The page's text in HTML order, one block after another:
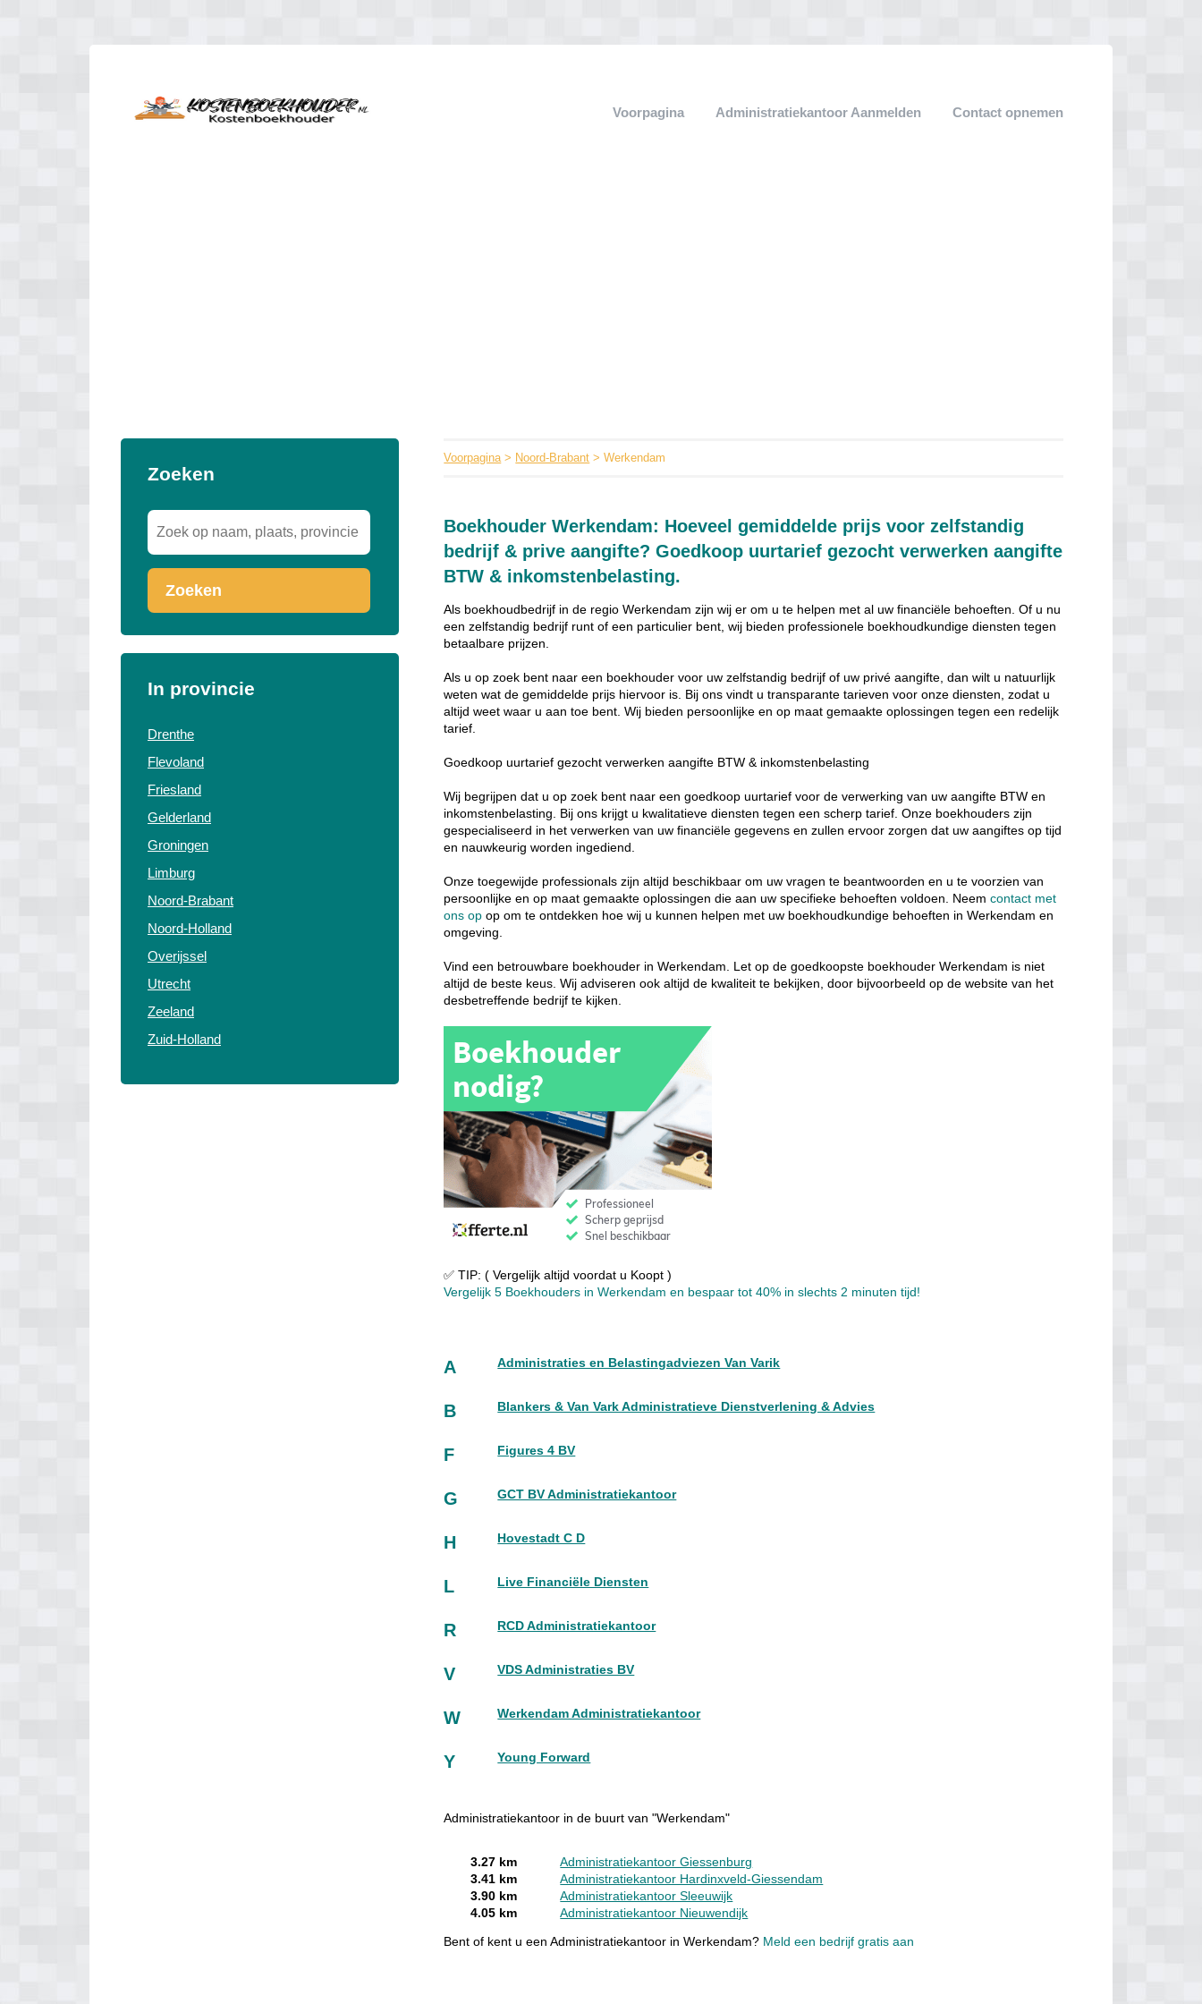
Voorpagina Administratiekantoor Aanmelden Contact opnemen
Zoeken
Zoeken
In provincie
Drenthe
Flevoland
Friesland
Gelderland
Groningen
Limburg
Noord-Brabant
Noord-Holland
Overijssel
Utrecht
Zeeland
Zuid-Holland
Voorpagina> Noord-Brabant > Werkendam
Boekhouder Werkendam: Hoeveel gemiddelde prijs voor zelfstandig
bedrijf & prive aangifte? Goedkoop uurtarief gezocht verwerken aangifte
BTW & inkomstenbelasting.
Als boekhoudbedrijf in de regio Werkendam zijn wij er om u te helpen met al uw financiële behoeften. Of u nu
een zelfstandig bedrijf runt of een particulier bent, wij bieden professionele boekhoudkundige diensten tegen
betaalbare prijzen.
Als u op zoek bent naar een boekhouder voor uw zelfstandig bedrijf of uw privé aangifte, dan wilt u natuurlijk
weten wat de gemiddelde prijs hiervoor is. Bij ons vindt u transparante tarieven voor onze diensten, zodat u
altijd weet waar u aan toe bent. Wij bieden persoonlijke en op maat gemaakte oplossingen tegen een redelijk
tarief.
Goedkoop uurtarief gezocht verwerken aangifte BTW & inkomstenbelasting
Wij begrijpen dat u op zoek bent naar een goedkoop uurtarief voor de verwerking van uw aangifte BTW en
inkomstenbelasting. Bij ons krijgt u kwalitatieve diensten tegen een scherp tarief. Onze boekhouders zijn
gespecialiseerd in het verwerken van uw financiële gegevens en zullen ervoor zorgen dat uw aangiftes op tijd
en nauwkeurig worden ingediend.
Onze toegewijde professionals zijn altijd beschikbaar om uw vragen te beantwoorden en u te voorzien van
persoonlijke en op maat gemaakte oplossingen die aan uw specifieke behoeften voldoen. Neemcontact met
ons opop om te ontdekken hoe wij u kunnen helpen met uw boekhoudkundige behoeften in Werkendam en
omgeving.
Vind een betrouwbare boekhouder in Werkendam. Let op de goedkoopste boekhouder Werkendam is niet
altijd de beste keus. Wij adviseren ook altijd de kwaliteit te bekijken, door bijvoorbeeld op de website van het
desbetreffende bedrijf te kijken.
✅ TIP: ( Vergelijk altijd voordat u Koopt )
Vergelijk 5 Boekhouders in Werkendam en bespaar tot 40% in slechts 2 minuten tijd!
A Administraties en Belastingadviezen Van Varik
B Blankers & Van Vark Administratieve Dienstverlening & Advies
F Figures 4 BV
G GCT BV Administratiekantoor
H Hovestadt C D
L Live Financiële Diensten
R RCD Administratiekantoor
V VDS Administraties BV
W Werkendam Administratiekantoor
Y Young Forward
Administratiekantoor in de buurt van "Werkendam"
3.27 km
Administratiekantoor Giessenburg
3.41 km
Administratiekantoor Hardinxveld-Giessendam
3.90 km
Administratiekantoor Sleeuwijk
4.05 km
Administratiekantoor Nieuwendijk
Bent of kent u een Administratiekantoor in Werkendam? Meld een bedrijf gratis aan